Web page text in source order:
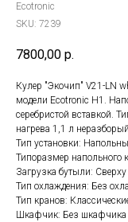
Ecotronic
SKU: 7239
7800,00 р.
Кулер "Экочип" V21-LN
модели Ecotronic Н1.
серебристой вставкой.
нагрева 1,1 л
Тип установки:
Типоразмер напольного
Загрузка бутыли: Сверху
Тип охлаждения: Без
Тип кранов:
Шкафчик: Без шкафчика